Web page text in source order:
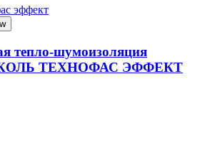
тепло-шумоизоляция
ТЕХНОФАС ЭФФЕКТ